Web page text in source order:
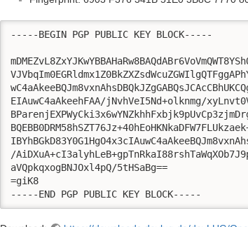
-----BEGIN PGP PUBLIC KEY BLOCK-----
EIAuwC4aAkeehFAA/jNvhVeI5Nd+olknmg/
/
aVQpkqxogBNJOxl4pQ/5tHSaBg==
=giK8
-----END PGP PUBLIC KEY BLOCK-----